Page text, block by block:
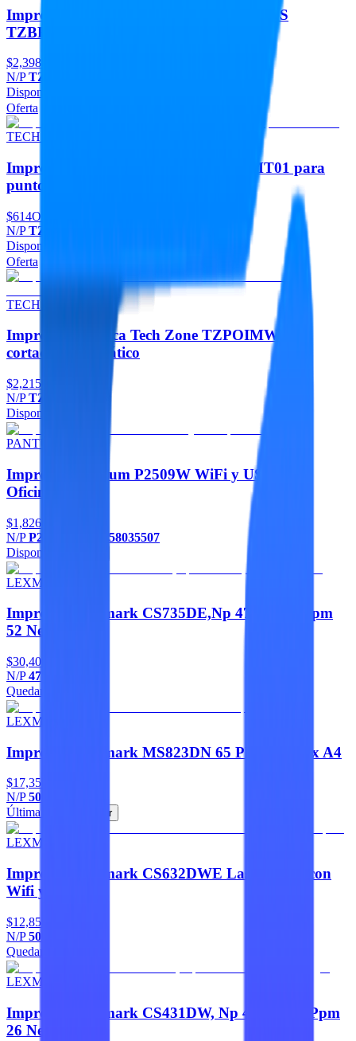
Impresora Térmica Directa Tech Zone POS
TZBE301
$2,398
N/PTZBE301
Disponible
Oferta
TECH ZONE POS
Impresora térmica Tech Zone TZPOIMT01 para
punto de venta
$614Oferta
N/PTZPOIMT01
Disponible
Oferta
TECH ZONE POS
Impresora térmica Tech Zone TZPOIMW con
cortador automático
$2,215
N/PTZPOIMW
Disponible
PANTUM
Impresora Pantum P2509W WiFi y USB para
Oficina
$1,826
N/PP2509W,6936358035507
Disponible
LEXMARK
Impresora Lexmark CS735DE,Np 47C9125, Ppm
52 Negro
$30,406
N/P47C9125
Quedan 4
LEXMARK
Impresora Lexmark MS823DN 65 PPM Duplex A4
$17,356
N/P50G0200
Última pieza
Agregar
LEXMARK
Impresora Lexmark CS632DWE Laser Color con
Wifi y Duplex
$12,858
N/P50M0055
Quedan 4
LEXMARK
Impresora Lexmark CS431DW, Np 40N9320, Ppm
26 Negro